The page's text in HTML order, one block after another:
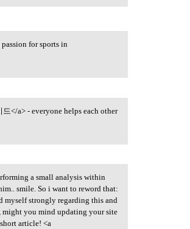
for sports in
드</a> - everyone helps each other
a small analysis within
smile. So i want to reword that:
myself strongly regarding this and
might you mind updating your site
article! <a